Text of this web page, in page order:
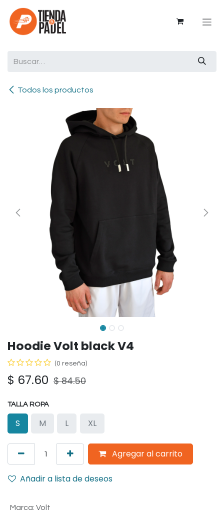
Ir al contenido
Todos los productos
Hoodie Volt black V4
(0 reseña)
$ 67.60 $84.50
TALLA ROPA
S M L XL
Agregar al carrito
Añadir a lista de deseos
Marca: Volt